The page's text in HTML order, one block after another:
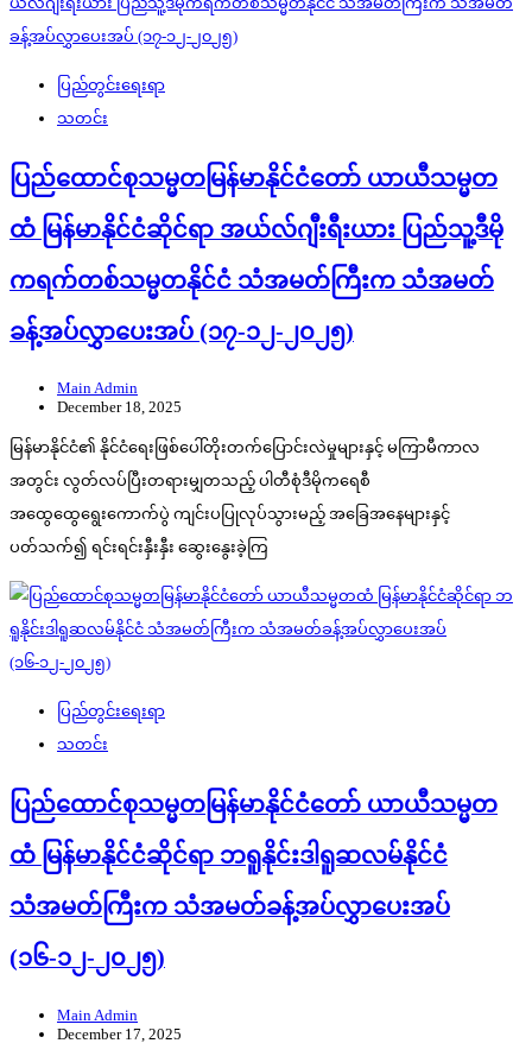
ပြည်တွင်းရေးရာ
သတင်း
ပြည်ထောင်စုသမ္မတမြန်မာနိုင်ငံတော် ယာယီသမ္မတ
ထံ မြန်မာနိုင်ငံဆိုင်ရာ အယ်လ်ဂျီးရီးယား ပြည်သူ့ဒီမို
ကရက်တစ်သမ္မတနိုင်ငံ သံအမတ်ကြီးက သံအမတ်
ခန့်အပ်လွှာပေးအပ် (၁၇-၁၂-၂၀၂၅)
Main Admin
December 18, 2025
မြန်မာနိုင်ငံ၏ နိုင်ငံရေးဖြစ်ပေါ်တိုးတက်ပြောင်းလဲမှုများနှင့် မကြာမီကာလ
အတွင်း လွတ်လပ်ပြီးတရားမျှတသည့် ပါတီစုံဒီမိုကရေစီ
အထွေထွေရွေးကောက်ပွဲ ကျင်းပပြုလုပ်သွားမည့် အခြေအနေများနှင့်
ပတ်သက်၍ ရင်းရင်းနှီးနှီး ဆွေးနွေးခဲ့ကြ
ပြည်တွင်းရေးရာ
သတင်း
ပြည်ထောင်စုသမ္မတမြန်မာနိုင်ငံတော် ယာယီသမ္မတ
ထံ မြန်မာနိုင်ငံဆိုင်ရာ ဘရူနိုင်းဒါရူဆလမ်နိုင်ငံ
သံအမတ်ကြီးက သံအမတ်ခန့်အပ်လွှာပေးအပ်
(၁၆-၁၂-၂၀၂၅)
Main Admin
December 17, 2025